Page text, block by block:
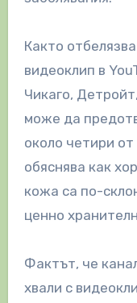
Както
видеоклип в
Чикаго,
може да
около четири от
обяснява как
кожа са по-
ценно
Фактът, че
хвали с